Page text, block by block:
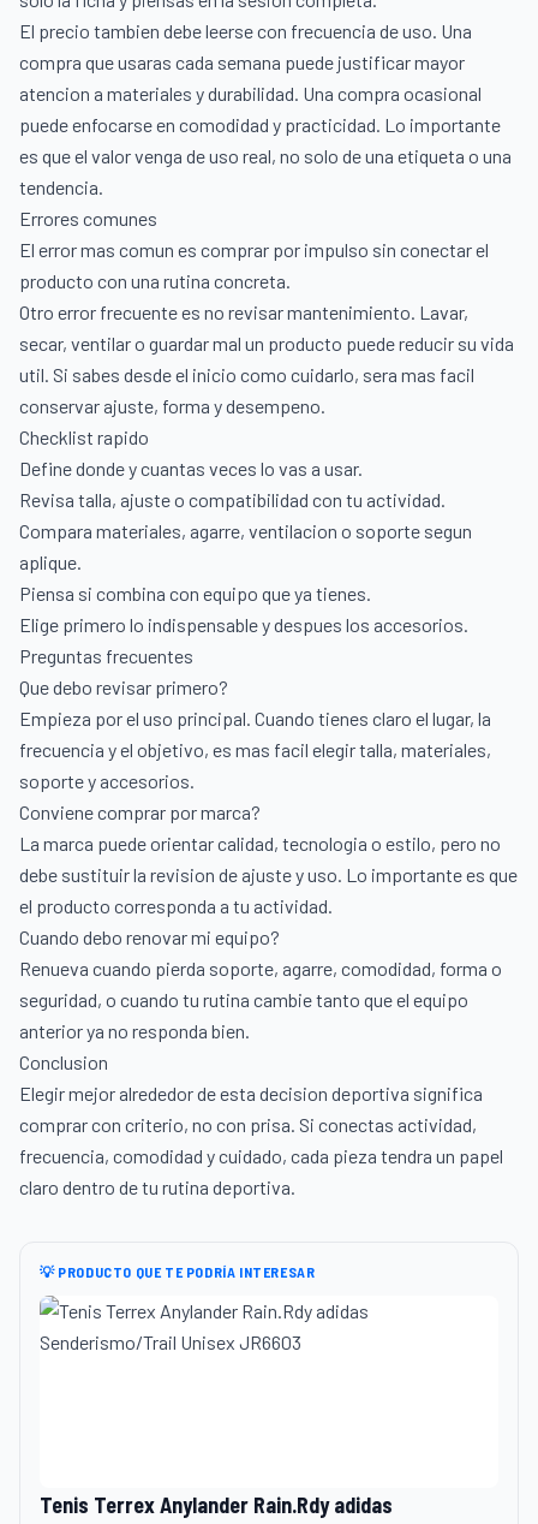
El precio tambien debe leerse con frecuencia de uso. Una
compra que usaras cada semana puede justificar mayor
atencion a materiales y durabilidad. Una compra ocasional
puede enfocarse en comodidad y practicidad. Lo importante
es que el valor venga de uso real, no solo de una etiqueta o una
tendencia.
Errores comunes
El error mas comun es comprar por impulso sin conectar el
producto con una rutina concreta.
Otro error frecuente es no revisar mantenimiento. Lavar,
secar, ventilar o guardar mal un producto puede reducir su vida
util. Si sabes desde el inicio como cuidarlo, sera mas facil
conservar ajuste, forma y desempeno.
Checklist rapido
Define donde y cuantas veces lo vas a usar.
Revisa talla, ajuste o compatibilidad con tu actividad.
Compara materiales, agarre, ventilacion o soporte segun
aplique.
Piensa si combina con equipo que ya tienes.
Elige primero lo indispensable y despues los accesorios.
Preguntas frecuentes
Que debo revisar primero?
Empieza por el uso principal. Cuando tienes claro el lugar, la
frecuencia y el objetivo, es mas facil elegir talla, materiales,
soporte y accesorios.
Conviene comprar por marca?
La marca puede orientar calidad, tecnologia o estilo, pero no
debe sustituir la revision de ajuste y uso. Lo importante es que
el producto corresponda a tu actividad.
Cuando debo renovar mi equipo?
Renueva cuando pierda soporte, agarre, comodidad, forma o
seguridad, o cuando tu rutina cambie tanto que el equipo
anterior ya no responda bien.
Conclusion
Elegir mejor alrededor de esta decision deportiva significa
comprar con criterio, no con prisa. Si conectas actividad,
frecuencia, comodidad y cuidado, cada pieza tendra un papel
claro dentro de tu rutina deportiva.
💡 PRODUCTO QUE TE PODRÍA INTERESAR
Tenis Terrex Anylander Rain.Rdy adidas